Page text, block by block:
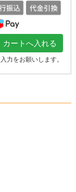
力をお願いします。